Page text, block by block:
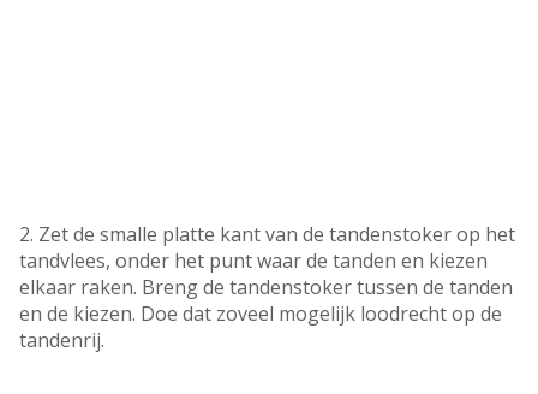
2. Zet de smalle platte kant van de tandenstoker op het
tandvlees, onder het punt waar de tanden en kiezen
elkaar raken. Breng de tandenstoker tussen de tanden
en de kiezen. Doe dat zoveel mogelijk loodrecht op de
tandenrij.